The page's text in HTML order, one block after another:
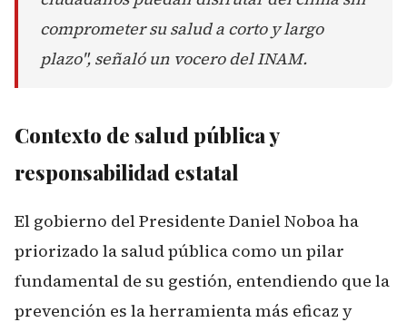
comprometer su salud a corto y largo
plazo", señaló un vocero del INAM.
Contexto de salud pública y
responsabilidad estatal
El gobierno del Presidente Daniel Noboa ha
priorizado la salud pública como un pilar
fundamental de su gestión, entendiendo que la
prevención es la herramienta más eficaz y